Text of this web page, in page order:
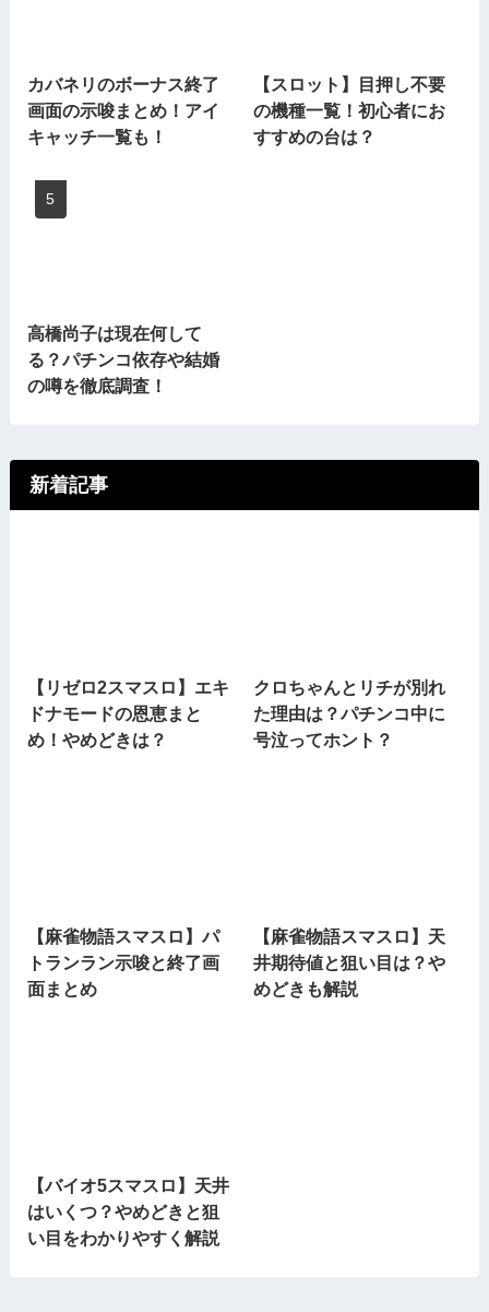
カバネリのボーナス終了
画面の示唆まとめ！アイ
キャッチ一覧も！
【スロット】目押し不要
の機種一覧！初心者にお
すすめの台は？
高橋尚子は現在何して
る？パチンコ依存や結婚
の噂を徹底調査！
新着記事
【リゼロ2スマスロ】エキ
ドナモードの恩恵まと
め！やめどきは？
クロちゃんとリチが別れ
た理由は？パチンコ中に
号泣ってホント？
【麻雀物語スマスロ】パ
トランラン示唆と終了画
面まとめ
【麻雀物語スマスロ】天
井期待値と狙い目は？や
めどきも解説
【バイオ5スマスロ】天井
はいくつ？やめどきと狙
い目をわかりやすく解説